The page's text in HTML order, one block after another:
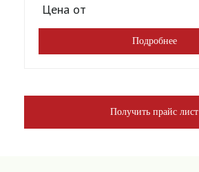
Цена от
Подробнее
Получить прайс лист